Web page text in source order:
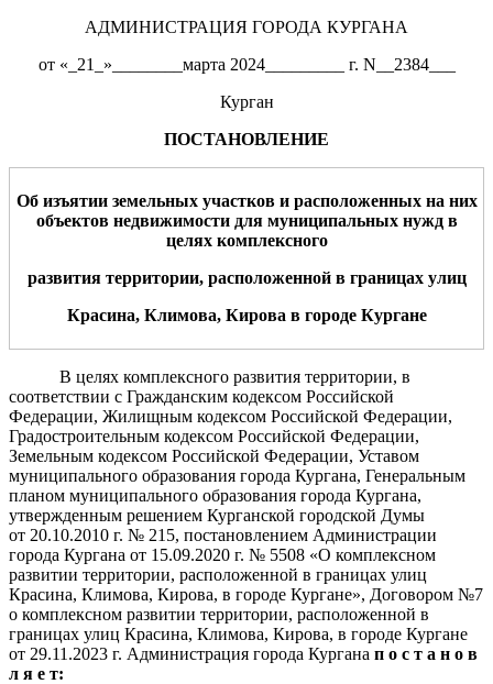
АДМИНИСТРАЦИЯ ГОРОДА КУРГАНА
от «_21_»________марта 2024_________ г. N__2384___
Курган
ПОСТАНОВЛЕНИЕ
Об изъятии земельных участкови расположенных на них
объектов недвижимости для муниципальных нужд в
целях комплексного
развития территории, расположенной в границах улиц
Красина, Климова, Кирова в городе Кургане
В целях комплексного развития территории, в
соответствии с Гражданским кодексом Российской
Федерации, Жилищным кодексом Российской Федерации,
Градостроительным кодексом Российской Федерации,
Земельным кодексом Российской Федерации, Уставом
муниципального образования города Кургана, Генеральным
планом муниципального образования города Кургана,
утвержденным решением Курганской городской Думы
от 20.10.2010 г. № 215, постановлением Администрации
города Кургана от 15.09.2020 г. № 5508 «О комплексном
развитии территории, расположенной в границах улиц
Красина, Климова, Кирова, в городе Кургане», Договором №7
о комплексном развитии территории, расположенной в
границах улиц Красина, Климова, Кирова, в городе Кургане
от 29.11.2023 г. Администрация города Кургана п о с т а н о в
л я е т: